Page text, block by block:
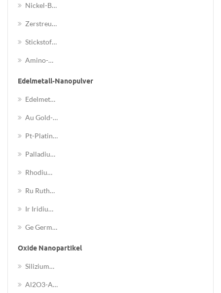
Nickel-Beschichtete Münzen
Zerstreuung
Stickstoff-Dotierte Graphitisierungsmkturen
Amino-Modifizierte Kohlenstoff-Nanoröhren
Edelmetall-Nanopulver
Edelmetalloxid-Nanopartikel
Au Gold-Nanopartikel
Pt-Platin-Nanopartikel
Palladium-Palladium-Nanopartikel
Rhodium-Nanopartikel
Ru Ruthenium-Nanopartikel
Ir Iridium-Nanopartikel
Ge Germanium-Nanopartikel
Oxide Nanopartikel
Siliziumdioxid-Nanopulver
Al2O3-Aluminiumoxid-Nanopulver